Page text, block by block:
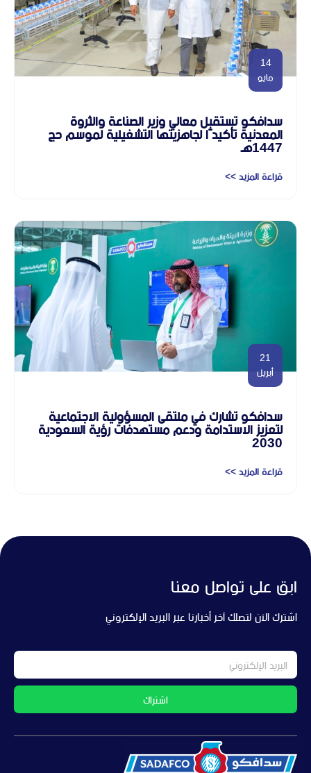
14
مايو
سدافكو تستقبل معالي وزير الصناعة والثروة
المعدنية تأكيدًا لجاهزيتها التشغيلية لموسم حج
1447هـ
قراءة المزيد >>
21
أبريل
سدافكو تشارك في ملتقى المسؤولية الاجتماعية
لتعزيز الاستدامة ودعم مستهدفات رؤية السعودية
2030
قراءة المزيد >>
ابق على تواصل معنا
اشترك الآن لتصلك آخر أخبارنا عبر البريد الإلكتروني
اشتراك